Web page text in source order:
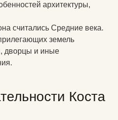
архитектуры,
считались Средние века.
земель
дворцы и иные
Коста